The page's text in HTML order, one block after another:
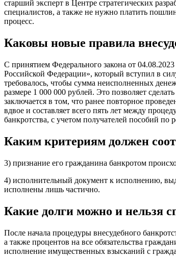
старший эксперт в Центре стратегических
специалистов, а также не нужно платить
процесс.
Каковы новые правила
С принятием Федерального закона от
Российской Федерации», который вступил в
требовалось, чтобы сумма неисполненных
размере 1 000 000 рублей. Это позволяет
заключается в том, что ранее повторное
вдвое и составляет всего пять лет между
банкротства, с учетом получателей пособий
Каким критериям должен
3) признание его гражданина банкротом
4) исполнительный документ к исполнению,
исполнены лишь частично.
Какие долги можно и нельзя
После начала процедуры внесудебного
а также процентов на все обязательства
исполнение имущественных взысканий с